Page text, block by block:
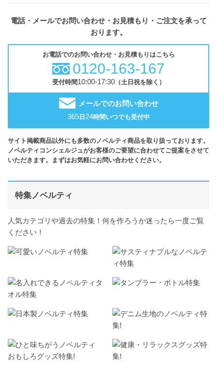
電話・メールでお問い合わせ・お見積もり・ご注文を承って
おります。
お電話でのお問い合わせ・お見積もりはこちら
0120-163-167
受付時間10:00-17:30（土日祝を除く）
メールでのお問い合わせ
365 日 24時間いつでも受付中
サイト掲載商品以外にも多数のノベルティ商品を取り扱っております。
ノベルティコンシェルジュがお客様のご要望に合わせてご提案をさせて
いただきます。まずはお気軽にお問い合わせください。
特集ノベルティ
人気カテゴリや過去の特集！何を作ろうか迷ったら一度ご覧
ください！